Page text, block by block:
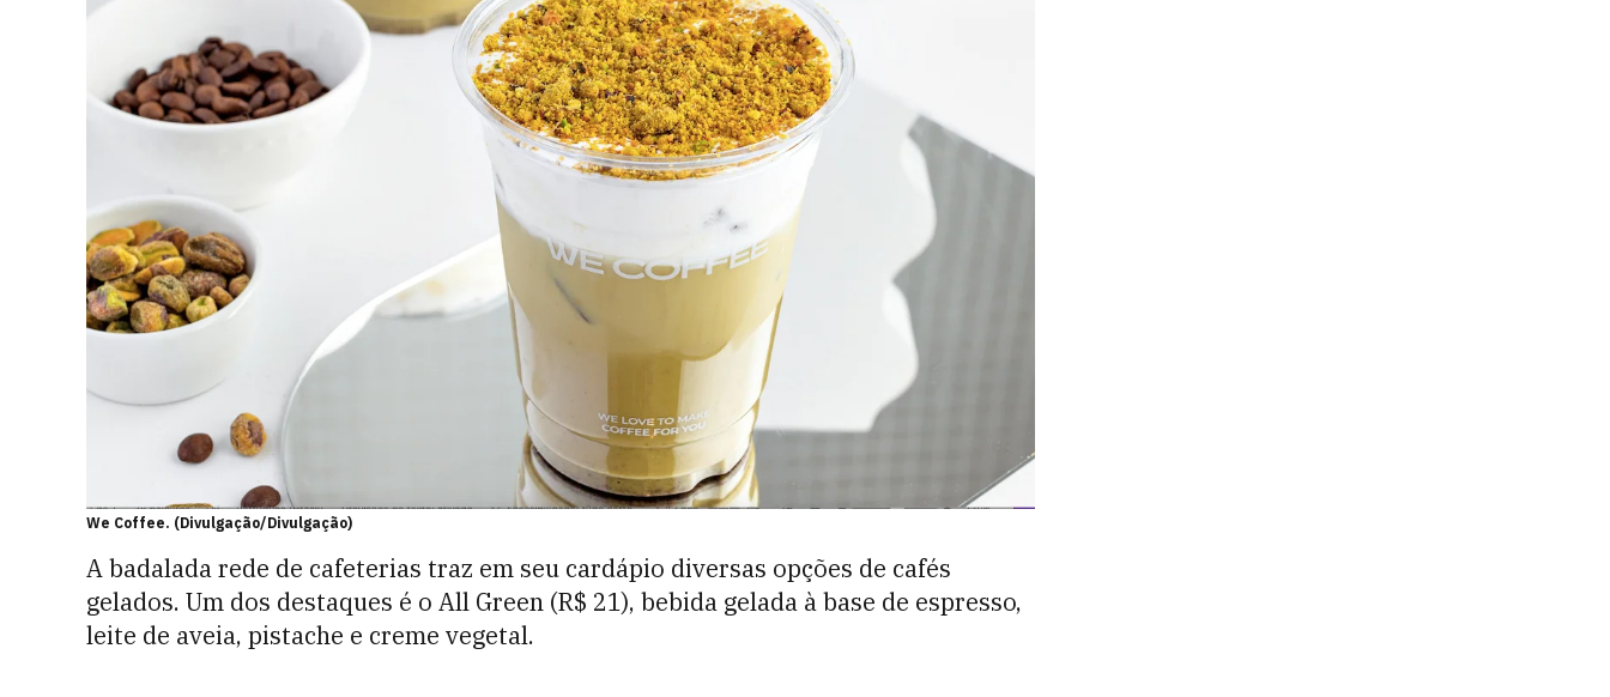
We Coffee. (Divulgação/Divulgação)
A badalada rede de cafeterias traz em seu cardápio diversas opções de cafés
gelados. Um dos destaques é o All Green (R$ 21), bebida gelada à base de espresso,
leite de aveia, pistache e creme vegetal.